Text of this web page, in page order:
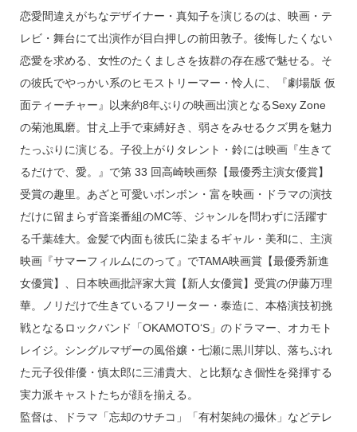
恋愛間違えがちなデザイナー・真知子を演じるのは、映画・テ
レビ・舞台にて出演作が目白押しの前田敦子。後悔したくない
恋愛を求める、女性のたくましさを抜群の存在感で魅せる。そ
の彼氏でやっかい系のヒモストリーマー・怜人に、『劇場版 仮
面ティーチャー』以来約8年ぶりの映画出演となるSexy Zone
の菊池風磨。甘え上手で束縛好き、弱さをみせるクズ男を魅力
たっぷりに演じる。子役上がりタレント・鈴には映画『生きて
るだけで、愛。』で第 33 回高崎映画祭【最優秀主演女優賞】
受賞の趣里。あざと可愛いボンボン・富を映画・ドラマの演技
だけに留まらず音楽番組のMC等、ジャンルを問わずに活躍す
る千葉雄大。金髪で内面も彼氏に染まるギャル・美和に、主演
映画『サマーフィルムにのって』でTAMA映画賞【最優秀新進
女優賞】、日本映画批評家大賞【新人女優賞】受賞の伊藤万理
華。ノリだけで生きているフリーター・泰造に、本格演技初挑
戦となるロックバンド「OKAMOTO‘S」のドラマー、オカモト
レイジ。シングルマザーの風俗嬢・七瀬に黒川芽以、落ちぶれ
た元子役俳優・慎太郎に三浦貴大、と比類なき個性を発揮する
実力派キャストたちが顔を揃える。
監督は、ドラマ「忘却のサチコ」「有村架純の撮休」などテレ